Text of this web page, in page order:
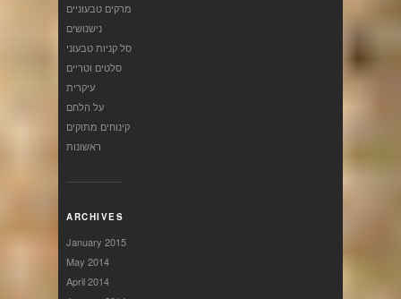
מרקים טבעוניים
נישנושים
סל קניות טבעוני
סלטים וטריים
עיקרית
על הלחם
קינוחים מתוקים
ראשונות
ARCHIVES
January 2015
May 2014
April 2014